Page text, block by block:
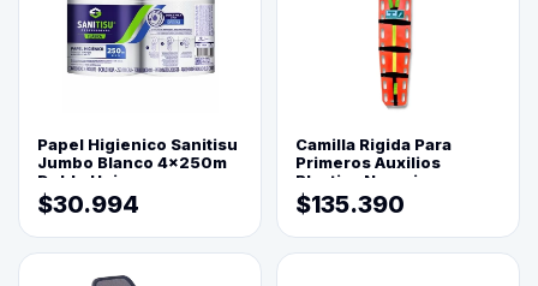
Papel Higienico Sanitisu
Jumbo Blanco 4x250m
Doble Hoja
$30.994
Camilla Rigida Para
Primeros Auxilios
Plastica Naranja
$135.390